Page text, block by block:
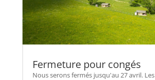
Fermeture pour congés
Nous serons fermés jusqu'au 27 avril. Les